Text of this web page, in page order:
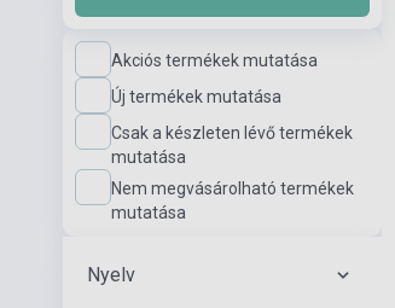
Akciós termékek mutatása
Új termékek mutatása
Csak a készleten lévő termékek
mutatása
Nem megvásárolható termékek
mutatása
Nyelv